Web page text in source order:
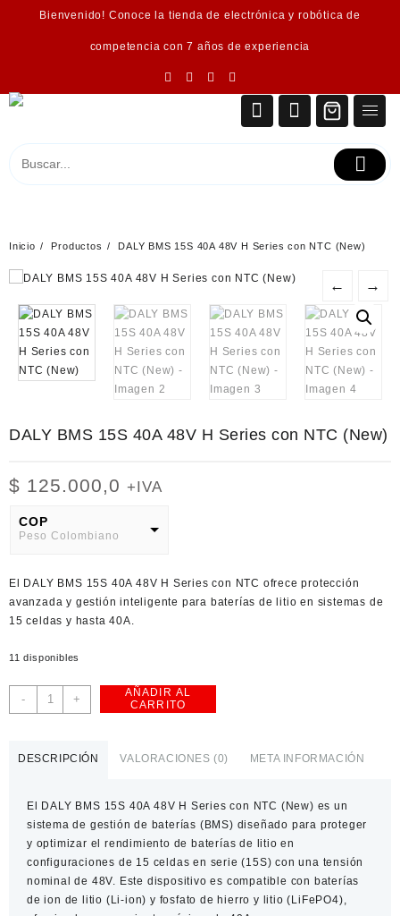
Bienvenido! Conoce la tienda de electrónica y robótica de
competencia con 7 años de experiencia
Inicio Productos DALY BMS 15S 40A 48V H Series con NTC (New)
← →
DALY BMS 15S 40A 48V H Series con NTC (New)
$ 125.000,0 +IVA
COP
Peso Colombiano
American Dollar
El DALY BMS 15S 40A 48V H Series con NTC ofrece protección
avanzada y gestión inteligente para baterías de litio en sistemas de
15 celdas y hasta 40A.
11 disponibles
-
DALY
BMS
Series
con
NTC
(New)
cantidad
+
AÑADIR AL
CARRITO
DESCRIPCIÓN VALORACIONES (0) META INFORMACIÓN
El DALY BMS 15S 40A 48V H Series con NTC (New) es un
sistema de gestión de baterías (BMS) diseñado para proteger
y optimizar el rendimiento de baterías de litio en
configuraciones de 15 celdas en serie (15S) con una tensión
nominal de 48V. Este dispositivo es compatible con baterías
de ion de litio (Li-ion) y fosfato de hierro y litio (LiFePO4),